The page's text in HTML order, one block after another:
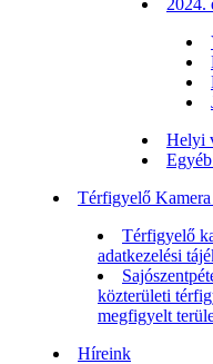
2024.
Helyi
Térfigyelő Kamera
Térfigyelő
adatkezelési
közterületi
megfigyelt
Híreink